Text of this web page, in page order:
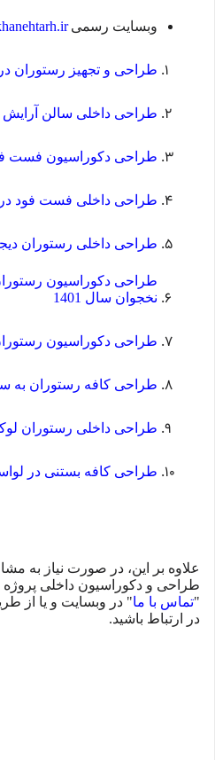
وبسایت رسمی
طراحی و تجهیز رستوران در
طراحی داخلی سالن آرایش
طراحی دکوراسیون فست
طراحی داخلی فست فود
طراحی داخلی رستوران
طراحی دکوراسیون
نخجوان سال 1401
طراحی دکوراسیون رستوران
طراحی کافه رستوران به
طراحی داخلی رستوران لوکس
طراحی کافه بستنی در
علاوه بر این، در صورت نیاز به
طراحی و دکوراسیون داخلی
"تماس با ما" در وبسایت و یا از
در ارتباط باشید.